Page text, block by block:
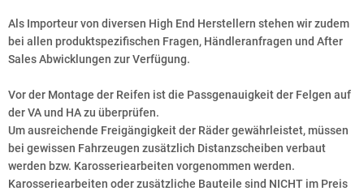
Als Importeur von diversen High End Herstellern stehen wir zudem
bei allen produktspezifischen Fragen, Händleranfragen und After
Sales Abwicklungen zur Verfügung.
Vor der Montage der Reifen ist die Passgenauigkeit der Felgen auf
der VA und HA zu überprüfen.
Um ausreichende Freigängigkeit der Räder gewährleistet, müssen
bei gewissen Fahrzeugen zusätzlich Distanzscheiben verbaut
werden bzw. Karosseriearbeiten vorgenommen werden.
Karosseriearbeiten oder zusätzliche Bauteile sind NICHT im Preis